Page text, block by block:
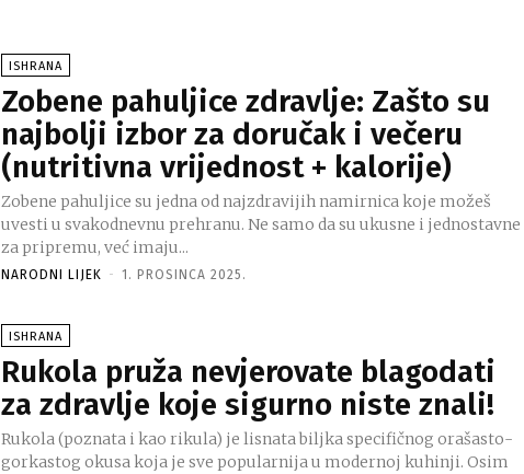
ISHRANA
Zobene pahuljice zdravlje: Zašto su
najbolji izbor za doručak i večeru
(nutritivna vrijednost + kalorije)
Zobene pahuljice su jedna od najzdravijih namirnica koje možeš
uvesti u svakodnevnu prehranu. Ne samo da su ukusne i jednostavne
za pripremu, već imaju...
NARODNI LIJEK - 1. PROSINCA 2025.
ISHRANA
Rukola pruža nevjerovate blagodati
za zdravlje koje sigurno niste znali!
Rukola (poznata i kao rikula) je lisnata biljka specifičnog orašasto-
gorkastog okusa koja je sve popularnija u modernoj kuhinji. Osim